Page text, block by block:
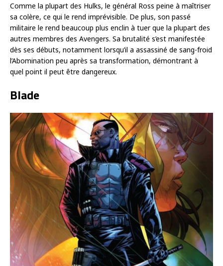
Comme la plupart des Hulks, le général Ross peine à maîtriser
sa colère, ce qui le rend imprévisible. De plus, son passé
militaire le rend beaucoup plus enclin à tuer que la plupart des
autres membres des Avengers. Sa brutalité s’est manifestée
dès ses débuts, notamment lorsqu’il a assassiné de sang-froid
l’Abomination peu après sa transformation, démontrant à
quel point il peut être dangereux.
Blade